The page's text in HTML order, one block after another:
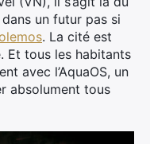
un futur pas si
. La cité est
Et tous les habitants
avec l’AquaOS, un
absolument tous